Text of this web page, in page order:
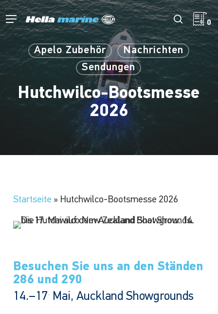
Zum
Hauptinhalt
springen
Menü Suche0
Apelo Zubehör
Nachrichten
Sendungen
Hutchwilco-Bootsmesse
2026
Startseite » Hutchwilco-Bootsmesse 2026
Besuchen Sie uns an den Ständen
286 und 290
14.–17. Mai, Auckland Showgrounds